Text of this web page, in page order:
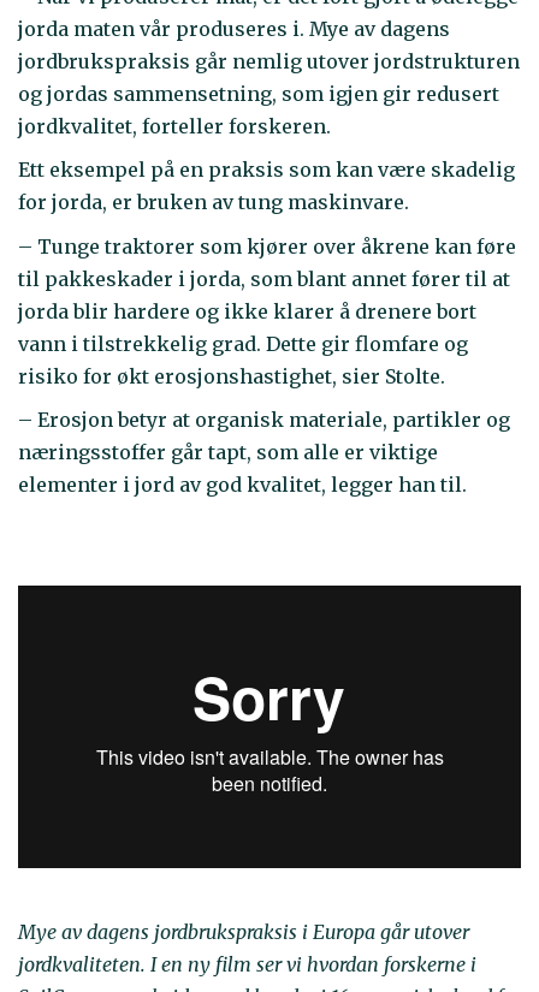
jorda maten vår produseres i. Mye av dagens
jordbrukspraksis går nemlig utover jordstrukturen
og jordas sammensetning, som igjen gir redusert
jordkvalitet, forteller forskeren.
Ett eksempel på en praksis som kan være skadelig
for jorda, er bruken av tung maskinvare.
– Tunge traktorer som kjører over åkrene kan føre
til pakkeskader i jorda, som blant annet fører til at
jorda blir hardere og ikke klarer å drenere bort
vann i tilstrekkelig grad. Dette gir flomfare og
risiko for økt erosjonshastighet, sier Stolte.
– Erosjon betyr at organisk materiale, partikler og
næringsstoffer går tapt, som alle er viktige
elementer i jord av god kvalitet, legger han til.
Mye av dagens jordbrukspraksis i Europa går utover
jordkvaliteten. I en ny film ser vi hvordan forskerne i